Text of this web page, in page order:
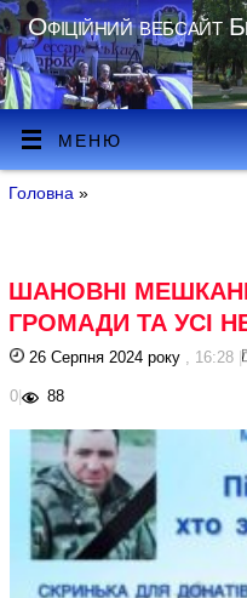
Офіційний вебсайт
МЕНЮ
Головна »
ШАНОВНІ
ГРОМАДИ ТА УСІ
26 Серпня 2024 року , 16:28 |
0 | 88